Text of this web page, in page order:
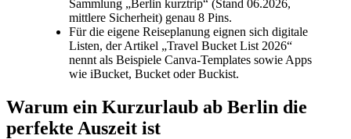
Sammlung „Berlin kurztrip“ (Stand 06.2026,
mittlere Sicherheit) genau 8 Pins.
Für die eigene Reiseplanung eignen sich digitale
Listen, der Artikel „Travel Bucket List 2026“
nennt als Beispiele Canva-Templates sowie Apps
wie iBucket, Bucket oder Buckist.
Warum ein Kurzurlaub ab Berlin die
perfekte Auszeit ist